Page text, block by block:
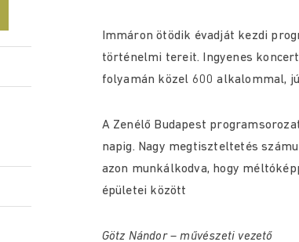
Immáron ötödik évadját kezdi
történelmi tereit. Ingyenes
folyamán közel 600 alkalommal,
A Zenélő Budapest
napig. Nagy megtiszteltetés
azon munkálkodva, hogy
épületei között
Götz Nándor – művészeti vezető